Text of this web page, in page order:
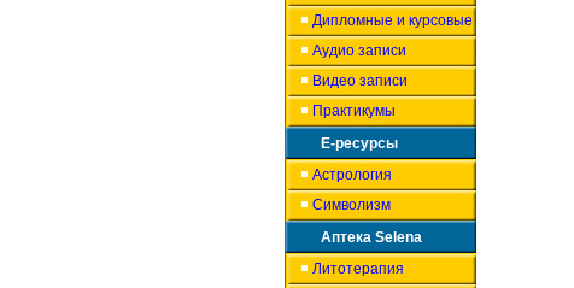
Дипломные и курсовые
Аудио записи
Видео записи
Практикумы
Е-ресурсы
Астрология
Символизм
Аптека Selena
Литотерапия